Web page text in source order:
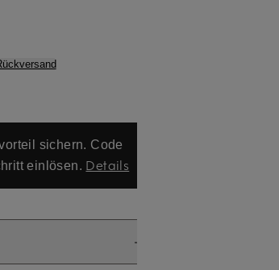
sichern. Code
einlösen. Details